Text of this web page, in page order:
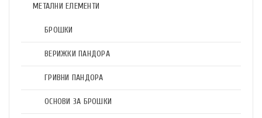
МЕТАЛНИ ЕЛЕМЕНТИ
БРОШКИ
ВЕРИЖКИ ПАНДОРА
ГРИВНИ ПАНДОРА
ОСНОВИ ЗА БРОШКИ